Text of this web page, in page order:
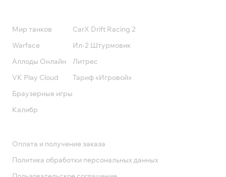
Мир танков
Warface
Аллоды Онлайн
VK Play Cloud
Браузерные игры
Калибр
CarX Drift Racing 2
Ил-2 Штурмовик
Литрес
Тариф «Игровой»
Оплата и получение заказа
Политика обработки персональных данных